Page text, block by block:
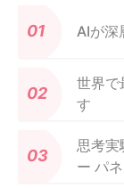
AIが深
世界で
す
思考実
ー パ